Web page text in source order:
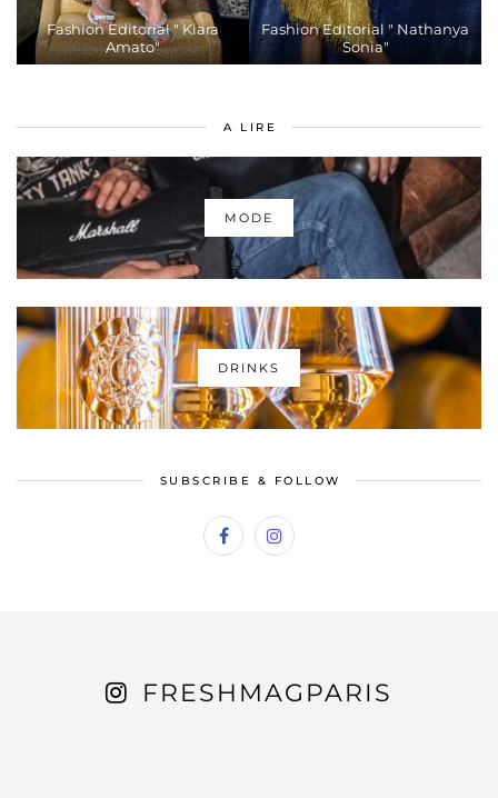
Fashion Editorial " Kiara
Amato"
Fashion Editorial " Nathanya
Sonia"
A LIRE
MODE
DRINKS
SUBSCRIBE & FOLLOW
FRESHMAGPARIS